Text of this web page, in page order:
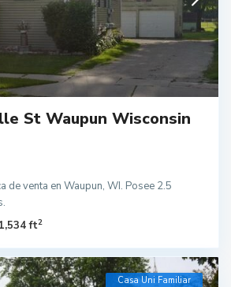
St Waupun Wisconsin
de venta en Waupun, WI. Posee 2.5
1,534 ft2
Casa Uni Familiar